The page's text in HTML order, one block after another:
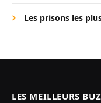
Les prisons les
LES MEILLEURS